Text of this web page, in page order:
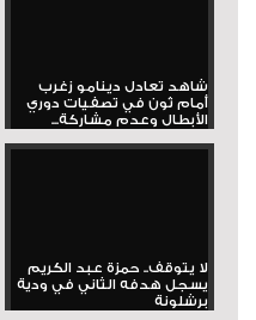
شاهد تعادل دينامو زغرب
أمام ثون في تصفيات دوري
الأبطال وعدم مشاركة...
لا يتوقف.. حمزة عبد الكريم
يسجل هدفه الثاني في ودية
برشلونة